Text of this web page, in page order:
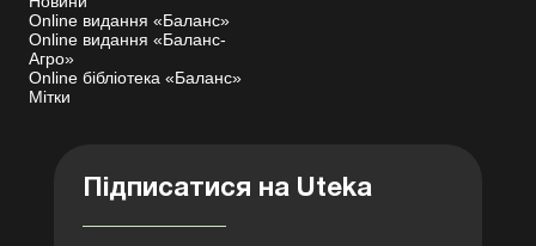
Online видання «Баланс»
Online видання «Баланс-
Агро»
Online бібліотека «Баланс»
Мітки
Підписатися на Uteka